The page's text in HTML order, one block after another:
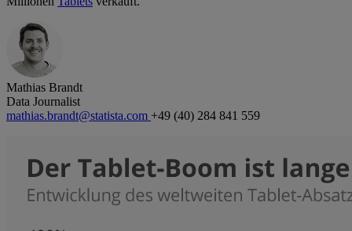
Mathias Brandt
Data Journalist
mathias.brandt@statista.com +49 (40) 284 841 559